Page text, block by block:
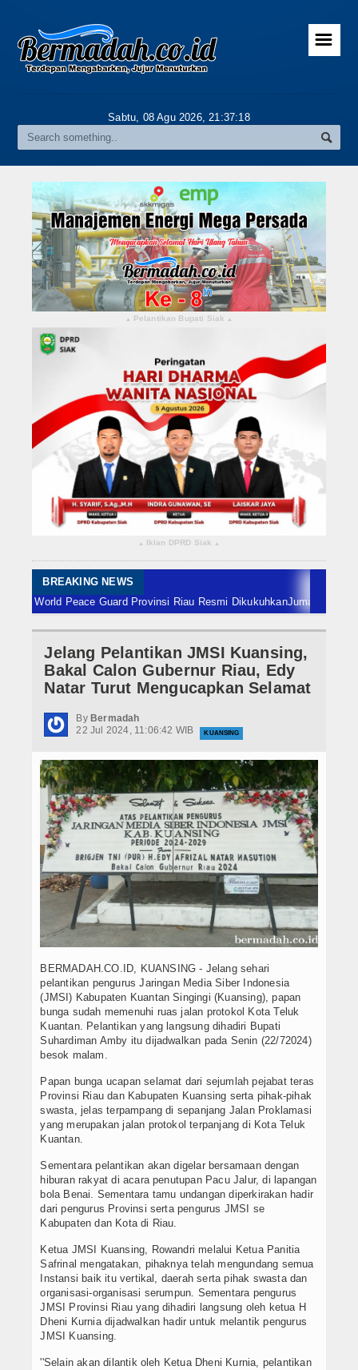
Home
Gallery
Riau
Daerah
Pekanbaru
Pelalawan
Kampar
Rokan Hulu
Bengkalis
Meranti
Indragiri Hulu
Kuansing
Siak
Nasional
Internasional
Hukrim
Politik
Berita Foto
Budaya & Pariwisata
Ekbis
Olahraga
☰
Sabtu, 08 Agu 2026,21:37:19
▴ Pelantikan Bupati Siak ▴
▴ Iklan DPRD Siak ▴
BREAKING NEWS
Peace Guard Provinsi Riau Resmi DikukuhkanJumat 7 Agustus,
Jelang Pelantikan JMSI Kuansing,
Bakal Calon Gubernur Riau, Edy
Natar Turut Mengucapkan Selamat
By Bermadah
22 Jul 2024, 11:06:42 WIB
KUANSING
BERMADAH.CO.ID, KUANSING - Jelang sehari
pelantikan pengurus Jaringan Media Siber Indonesia
(JMSI) Kabupaten Kuantan Singingi (Kuansing), papan
bunga sudah memenuhi ruas jalan protokol Kota Teluk
Kuantan. Pelantikan yang langsung dihadiri Bupati
Suhardiman Amby itu dijadwalkan pada Senin (22/72024)
besok malam.
Papan bunga ucapan selamat dari sejumlah pejabat teras
Provinsi Riau dan Kabupaten Kuansing serta pihak-pihak
swasta, jelas terpampang di sepanjang Jalan Proklamasi
yang merupakan jalan protokol terpanjang di Kota Teluk
Kuantan.
Sementara pelantikan akan digelar bersamaan dengan
hiburan rakyat di acara penutupan Pacu Jalur, di lapangan
bola Benai. Sementara tamu undangan diperkirakan hadir
dari pengurus Provinsi serta pengurus JMSI se
Kabupaten dan Kota di Riau.
Ketua JMSI Kuansing, Rowandri melalui Ketua Panitia
Safrinal mengatakan, pihaknya telah mengundang semua
Instansi baik itu vertikal, daerah serta pihak swasta dan
organisasi-organisasi serumpun. Sementara pengurus
JMSI Provinsi Riau yang dihadiri langsung oleh ketua H
Dheni Kurnia dijadwalkan hadir untuk melantik pengurus
JMSI Kuansing.
''Selain akan dilantik oleh Ketua Dheni Kurnia, pelantikan